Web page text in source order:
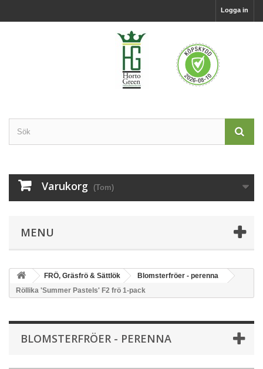
Logga in
Varukorg (Tom)
MENU
FRÖ, Gräsfrö & Sättlök
Blomsterfröer - perenna
Röllika 'Summer Pastels' F2 frö 1-pack
BLOMSTERFRÖER - PERENNA